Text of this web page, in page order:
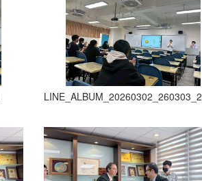
LINE_ALBUM_20260302_260303_2